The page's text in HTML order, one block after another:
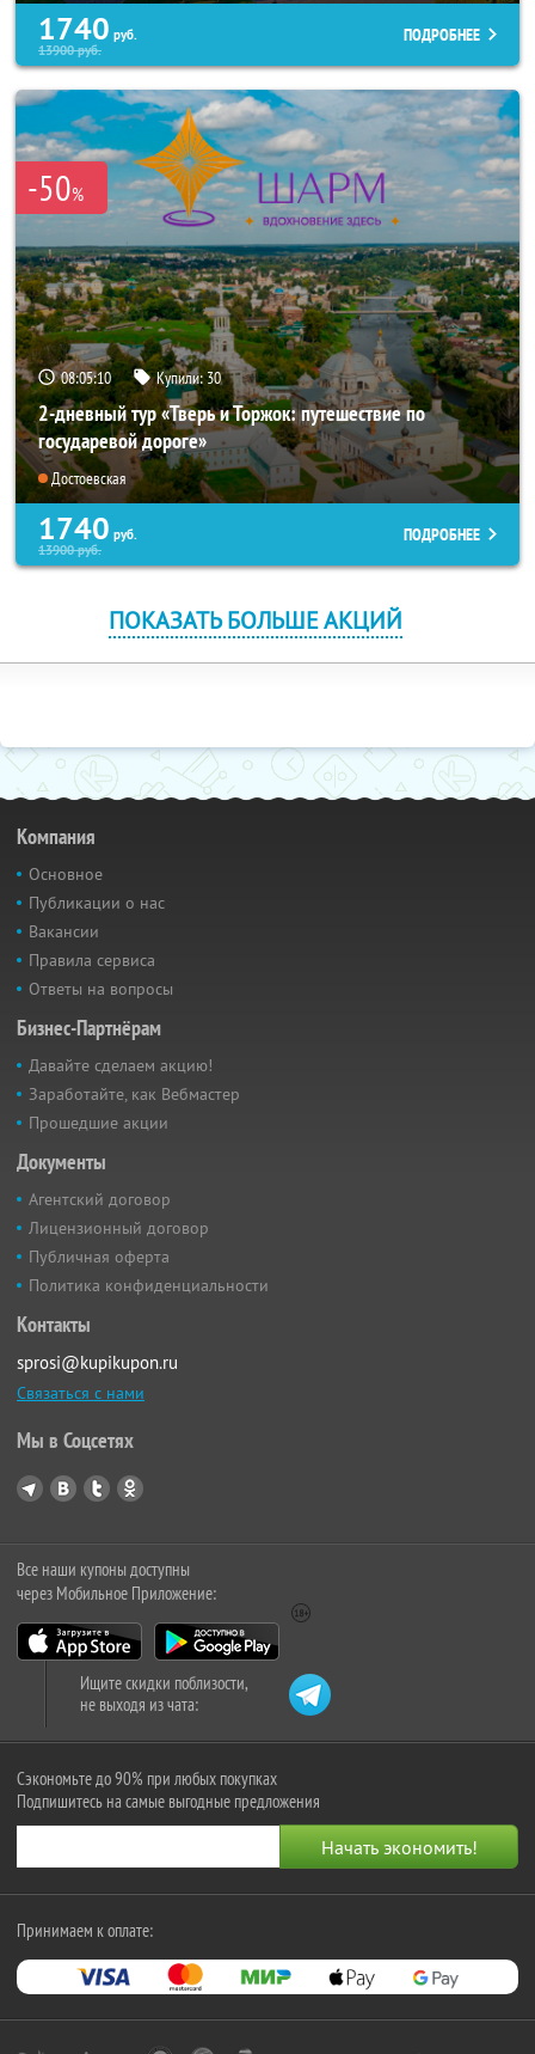
1740 руб.
13900руб.
ПОДРОБНЕЕ
-50%
08:05:09 Купили:30
2-дневный тур «Тверь и Торжок: путешествие по
государевой дороге»
Достоевская
1740 руб.
13900руб.
ПОДРОБНЕЕ
ПОКАЗАТЬ БОЛЬШЕ АКЦИЙ
Компания
Основное
Публикации о нас
Вакансии
Правила сервиса
Ответы на вопросы
Бизнес-Партнёрам
Давайте сделаем акцию!
Заработайте, как Вебмастер
Прошедшие акции
Документы
Агентский договор
Лицензионный договор
Публичная оферта
Политика конфиденциальности
Контакты
sprosi@kupikupon.ru
Связаться с нами
Мы в Соцсетях
Все наши купоны доступны
через Мобильное Приложение:
Ищите скидки поблизости,
не выходя из чата:
Сэкономьте до 90% при любых покупках
Подпишитесь на самые выгодные предложения
Принимаем к оплате: